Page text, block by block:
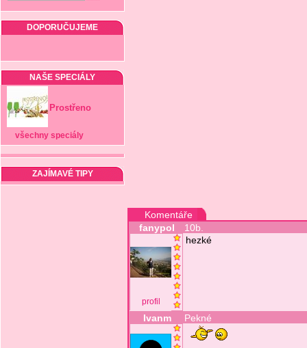
DOPORUČUJEME
NAŠE SPECIÁLY
Prostřeno
všechny speciály
ZAJÍMAVÉ TIPY
Komentáře
fanypol
10b.
profil
hezké
Ivanm Pekné